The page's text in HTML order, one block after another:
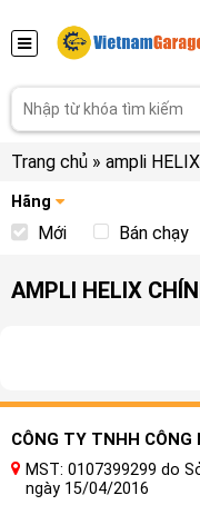
Trang chủ » ampli
Hãng
Mới Bán chạy
AMPLI HELIX
CÔNG TY TNHH CÔNG
MST: 0107399299 do
ngày 15/04/2016